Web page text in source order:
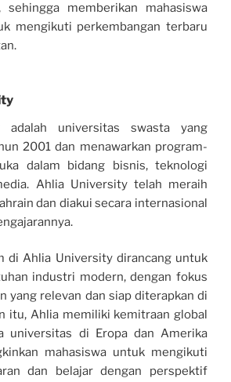
sehingga memberikan mahasiswa
mengikuti perkembangan terbaru
adalah universitas swasta yang
2001 dan menawarkan program-
dalam bidang bisnis, teknologi
Ahlia University telah meraih
dan diakui secara internasional
di Ahlia University dirancang untuk
industri modern, dengan fokus
yang relevan dan siap diterapkan di
itu, Ahlia memiliki kemitraan global
universitas di Eropa dan Amerika
mahasiswa untuk mengikuti
dan belajar dengan perspektif